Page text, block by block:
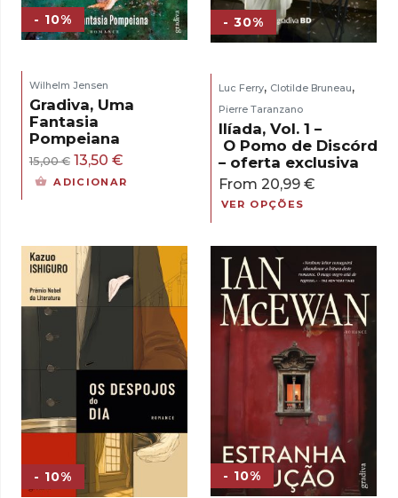
- 10%
Wilhelm Jensen
Gradiva, Uma
Fantasia
Pompeiana
15,00€ O
preço
15,00 €.
13,50 €
preço
13,50 €.
ADICIONAR
- 30%
Luc Ferry, Clotilde Bruneau,
Pierre Taranzano
Ilíada, Vol. 1 –
O Pomo de Discórdia
– oferta exclusiva
From 20,99 €
VER OPÇÕES
- 10% - 10%